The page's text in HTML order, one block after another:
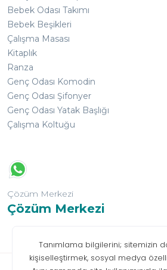
Bebek Odası Takımı
Bebek Beşikleri
Çalışma Masası
Kitaplık
Ranza
Genç Odası Komodin
Genç Odası Şifonyer
Genç Odası Yatak Başlığı
Çalışma Koltuğu
Çözüm Merkezi
Çözüm Merkezi